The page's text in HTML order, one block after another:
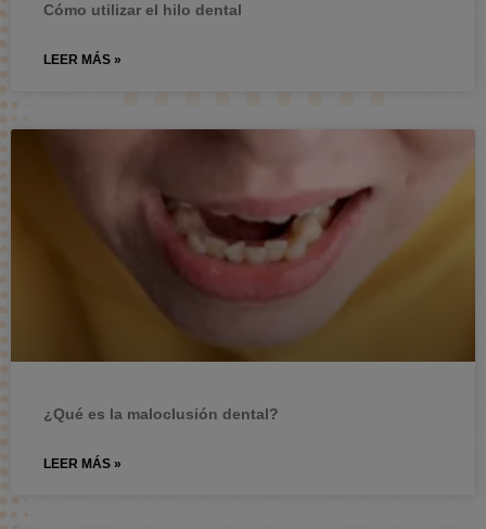
Cómo utilizar el hilo dental
LEER MÁS »
¿Qué es la maloclusión dental?
LEER MÁS »